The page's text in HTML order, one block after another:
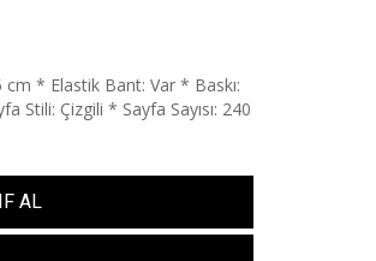
* Elastik Bant: Var * Baskı:
Stili: Çizgili * Sayfa Sayısı: 240
AL